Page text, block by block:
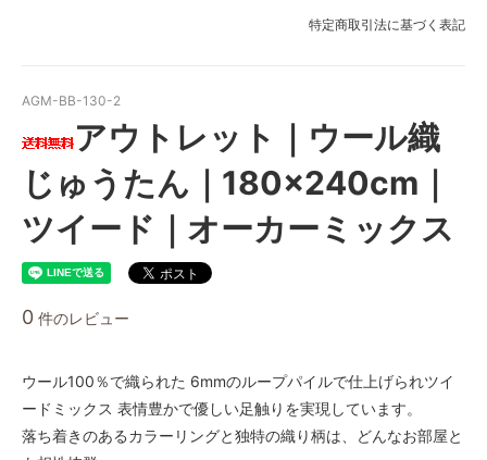
特定商取引法に基づく表記
AGM-BB-130-2
アウトレット｜ウール織
じゅうたん｜180×240cm｜
ツイード｜オーカーミックス
0 件のレビュー
ウール100％で織られた 6mmのループパイルで仕上げられツイ
ードミックス 表情豊かで優しい足触りを実現しています。
落ち着きのあるカラーリングと独特の織り柄は、どんなお部屋と